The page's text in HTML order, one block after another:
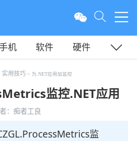
手机 软件
硬件
务器
实用技巧 > 为.NET应用加监控
监控.NET应用
：痴者工良
监